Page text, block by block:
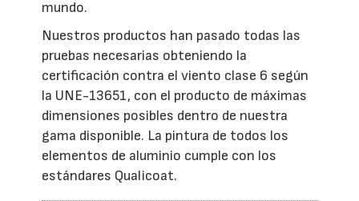
mundo.
Nuestros productos han pasado todas las
pruebas necesarias obteniendo la
certificación contra el viento clase 6 según
la UNE-13651, con el producto de máximas
dimensiones posibles dentro de nuestra
gama disponible. La pintura de todos los
elementos de aluminio cumple con los
estándares Qualicoat.